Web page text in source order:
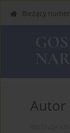
Bieżący numer
Autor